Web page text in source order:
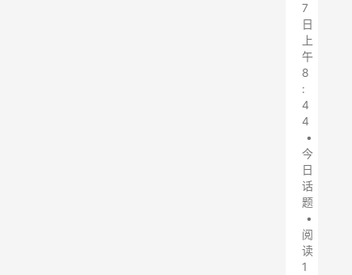
7
日
上
午
8
:
4
4
•
今
日
话
题
•
阅
读
1